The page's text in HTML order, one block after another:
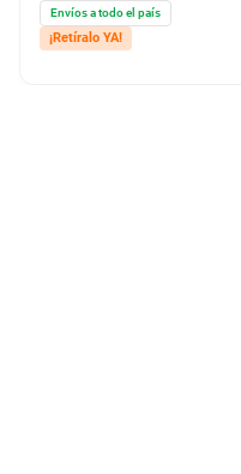
Envíos a todo el país
¡Retíralo YA!